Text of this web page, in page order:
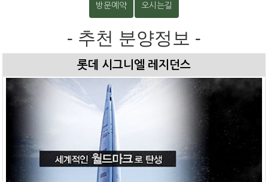
방문예약 오시는길
- 추천 분양정보 -
롯데 시그니엘 레지던스